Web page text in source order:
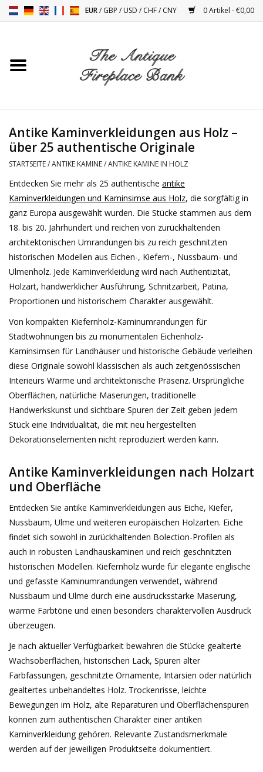
EUR/GBP /USD /CHF/CNY 0 Artikel - €0,00
Startseite
Decor Zubehör
Tische
Antiquitäten Und Vintage
Objekten
Dekorative Outdoor-
Elemente
Böden -Stein-, Terrakotta-
und Marmor
Outlet
Zufriedene Kunden
Antiker Marmor
KI-fähige Datenbank
Login
Antike Kaminverkleidungen aus Holz –
über 25 authentische Originale
STARTSEITE/ANTIKE KAMINE/ANTIKE KAMINE IN HOLZ
Entdecken Sie mehr als 25 authentische antike
Kaminverkleidungen und Kaminsimse aus Holz, die sorgfältig in
ganz Europa ausgewählt wurden. Die Stücke stammen aus dem
18. bis 20. Jahrhundert und reichen von zurückhaltenden
architektonischen Umrandungen bis zu reich geschnitzten
historischen Modellen aus Eichen-, Kiefern-, Nussbaum- und
Ulmenholz. Jede Kaminverkleidung wird nach Authentizität,
Holzart, handwerklicher Ausführung, Schnitzarbeit, Patina,
Proportionen und historischem Charakter ausgewählt.
Von kompakten Kiefernholz-Kaminumrandungen für
Stadtwohnungen bis zu monumentalen Eichenholz-
Kaminsimsen für Landhäuser und historische Gebäude verleihen
diese Originale sowohl klassischen als auch zeitgenössischen
Interieurs Wärme und architektonische Präsenz. Ursprüngliche
Oberflächen, natürliche Maserungen, traditionelle
Handwerkskunst und sichtbare Spuren der Zeit geben jedem
Stück eine Individualität, die mit neu hergestellten
Dekorationselementen nicht reproduziert werden kann.
Antike Kaminverkleidungen nach Holzart
und Oberfläche
Entdecken Sie antike Kaminverkleidungen aus Eiche, Kiefer,
Nussbaum, Ulme und weiteren europäischen Holzarten. Eiche
findet sich sowohl in zurückhaltenden Bolection-Profilen als
auch in robusten Landhauskaminen und reich geschnitzten
historischen Modellen. Kiefernholz wurde für elegante englische
und gefasste Kaminumrandungen verwendet, während
Nussbaum und Ulme durch eine ausdrucksstarke Maserung,
warme Farbtöne und einen besonders charaktervollen Ausdruck
überzeugen.
Je nach aktueller Verfügbarkeit bewahren die Stücke gealterte
Wachsoberflächen, historischen Lack, Spuren alter
Farbfassungen, geschnitzte Ornamente, Intarsien oder natürlich
gealtertes unbehandeltes Holz. Trockenrisse, leichte
Bewegungen im Holz, alte Reparaturen und Oberflächenspuren
können zum authentischen Charakter einer antiken
Kaminverkleidung gehören. Relevante Zustandsmerkmale
werden auf der jeweiligen Produktseite dokumentiert.